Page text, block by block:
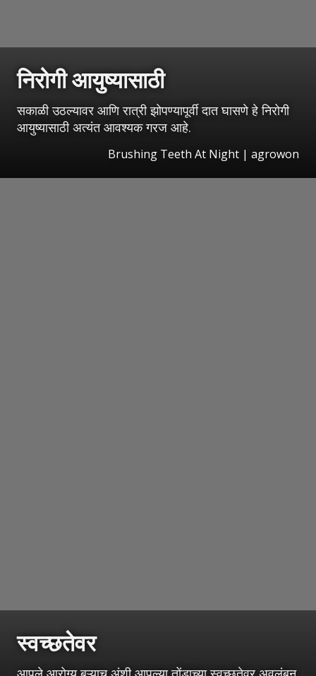
निरोगी आयुष्यासाठी
सकाळी उठल्यावर आणि रात्री झोपण्यापूर्वी दात घासणे हे निरोगी
आयुष्यासाठी अत्यंत आवश्यक गरज आहे.
Brushing Teeth At Night | agrowon
स्वच्छतेवर